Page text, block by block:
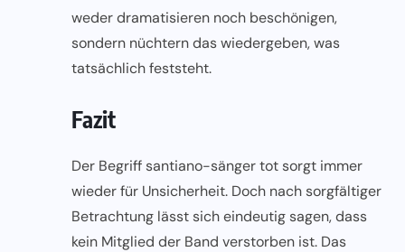
weder dramatisieren noch beschönigen,
sondern nüchtern das wiedergeben, was
tatsächlich feststeht.
Fazit
Der Begriff santiano-sänger tot sorgt immer
wieder für Unsicherheit. Doch nach sorgfältiger
Betrachtung lässt sich eindeutig sagen, dass
kein Mitglied der Band verstorben ist. Das